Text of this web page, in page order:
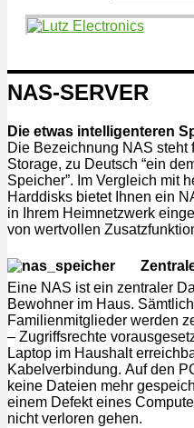
NAS-SERVER
Die etwas intelligenteren
Die Bezeichnung NAS steht
Storage, zu Deutsch “ein
Speicher”. Im Vergleich mit
Harddisks bietet Ihnen ein
in Ihrem Heimnetzwerk
von wertvollen
Eine NAS ist ein zentraler
Bewohner im Haus.
Familienmitglieder werden
– Zugriffsrechte
Laptop im Haushalt
Kabelverbindung. Auf den
keine Dateien mehr
einem Defekt eines
nicht verloren gehen.